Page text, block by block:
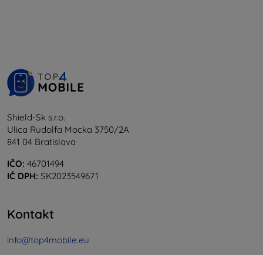
Shield-Sk s.r.o.
Ulica Rudolfa Mocka 3750/2A
841 04 Bratislava
IČO: 46701494
IČ DPH: SK2023549671
Kontakt
info@top4mobile.eu